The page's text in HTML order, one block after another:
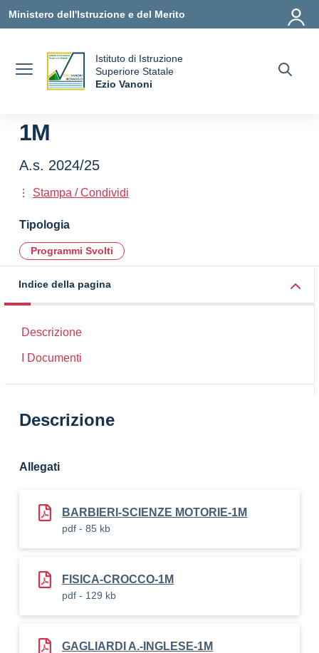
Ministero dell'Istruzione e del Merito
Istituto di Istruzione
Superiore Statale
Ezio Vanoni
1M
A.s. 2024/25
Stampa / Condividi
Tipologia
Programmi Svolti
Indice della pagina
Descrizione
I Documenti
Descrizione
Allegati
BARBIERI-SCIENZE MOTORIE-1M
pdf - 85 kb
FISICA-CROCCO-1M
pdf - 129 kb
GAGLIARDI A.-INGLESE-1M